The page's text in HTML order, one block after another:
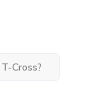
Cross?